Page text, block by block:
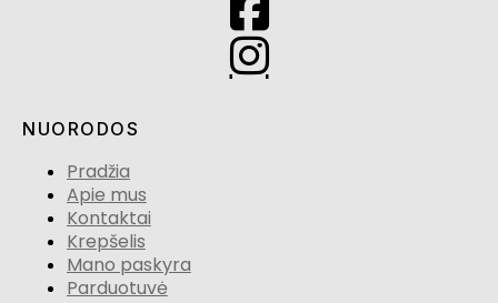
NUORODOS
Pradžia
Apie mus
Kontaktai
Krepšelis
Mano paskyra
Parduotuvė